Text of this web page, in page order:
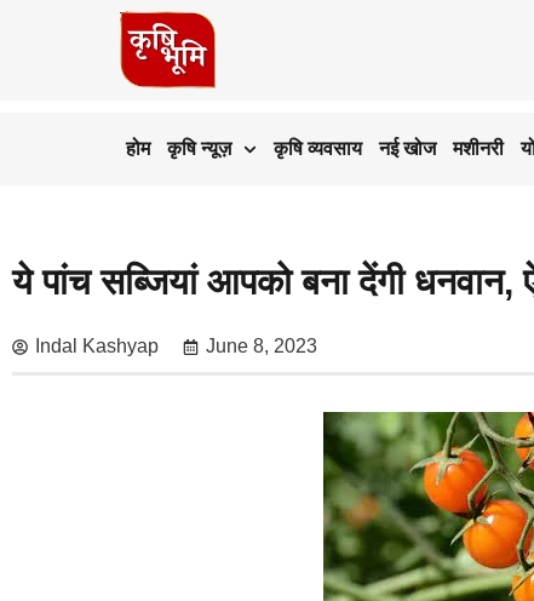
होम कृषि न्यूज़ कृषि व्यवसाय नई खोज मशीनरी
ये पांच सब्जियां आपको बना देंगी
Indal Kashyap June 8, 2023